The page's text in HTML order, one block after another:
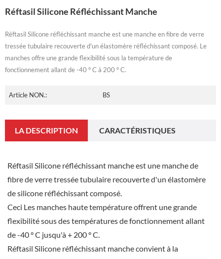
Réftasil Silicone Réfléchissant Manche
Réftasil Silicone réfléchissant manche est une manche en fibre de verre
tressée tubulaire recouverte d'un élastomère réfléchissant composé. Le
manches offre une grande flexibilité sous la température de
fonctionnement allant de -40 ° C à 200 ° C.
Article NON.: BS
LA DESCRIPTION CARACTÉRISTIQUES
Réftasil Silicone réfléchissant manche est une manche de
fibre de verre tressée tubulaire recouverte d'un élastomère
de silicone réfléchissant composé.
Ceci Les manches haute température offrent une grande
flexibilité sous des températures de fonctionnement allant
de -40 ° C jusqu'à + 200 ° C.
Réftasil Silicone réfléchissant manche convient à la